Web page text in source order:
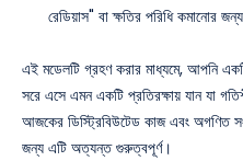
রেডিয়াস" বা ক্ষতির পরিধি কমানোর
এই মডেলটি গ্রহণ করার মাধ্যমে, আপনি
সরে এসে এমন একটি প্রতিরক্ষায় যান যা
আজকের ডিস্ট্রিবিউটেড কাজ এবং অগণিত
জন্য এটি অত্যন্ত গুরুত্বপূর্ণ।